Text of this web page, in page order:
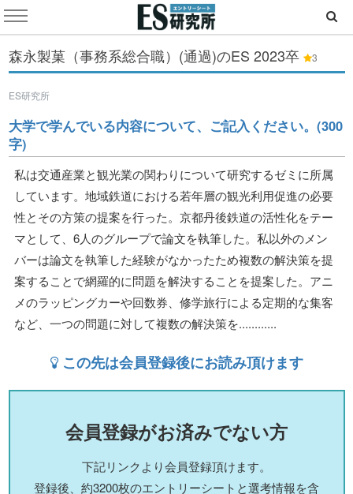
森永製菓（事務系総合職）(通過)のES 2023卒 3
ES研究所
大学で学んでいる内容について、ご記入ください。(300
字)
私は交通産業と観光業の関わりについて研究するゼミに所属
しています。地域鉄道における若年層の観光利用促進の必要
性とその方策の提案を行った。京都丹後鉄道の活性化をテー
マとして、6人のグループで論文を執筆した。私以外のメン
バーは論文を執筆した経験がなかったため複数の解決策を提
案することで網羅的に問題を解決することを提案した。アニ
メのラッピングカーや回数券、修学旅行による定期的な集客
など、一つの問題に対して複数の解決策を............
この先は会員登録後にお読み頂けます
会員登録がお済みでない方
下記リンクより会員登録頂けます。
登録後、約3200枚のエントリーシートと選考情報を含